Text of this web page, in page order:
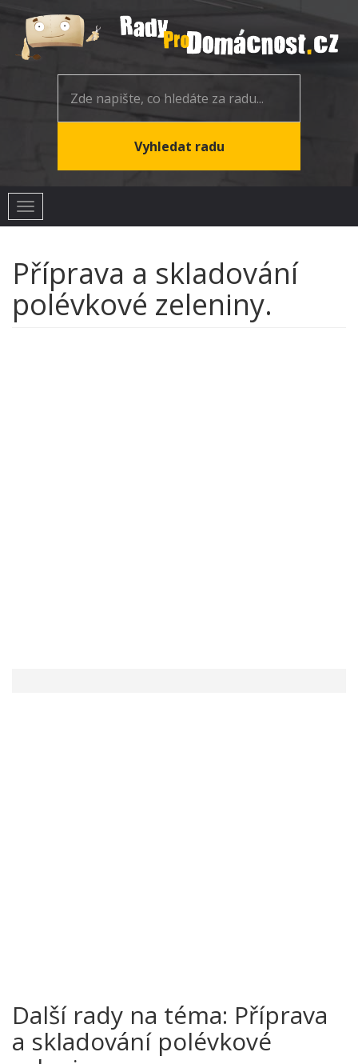
Toggle
navigation
Příprava a skladování
polévkové zeleniny.
Další rady na téma: Příprava
a skladování polévkové